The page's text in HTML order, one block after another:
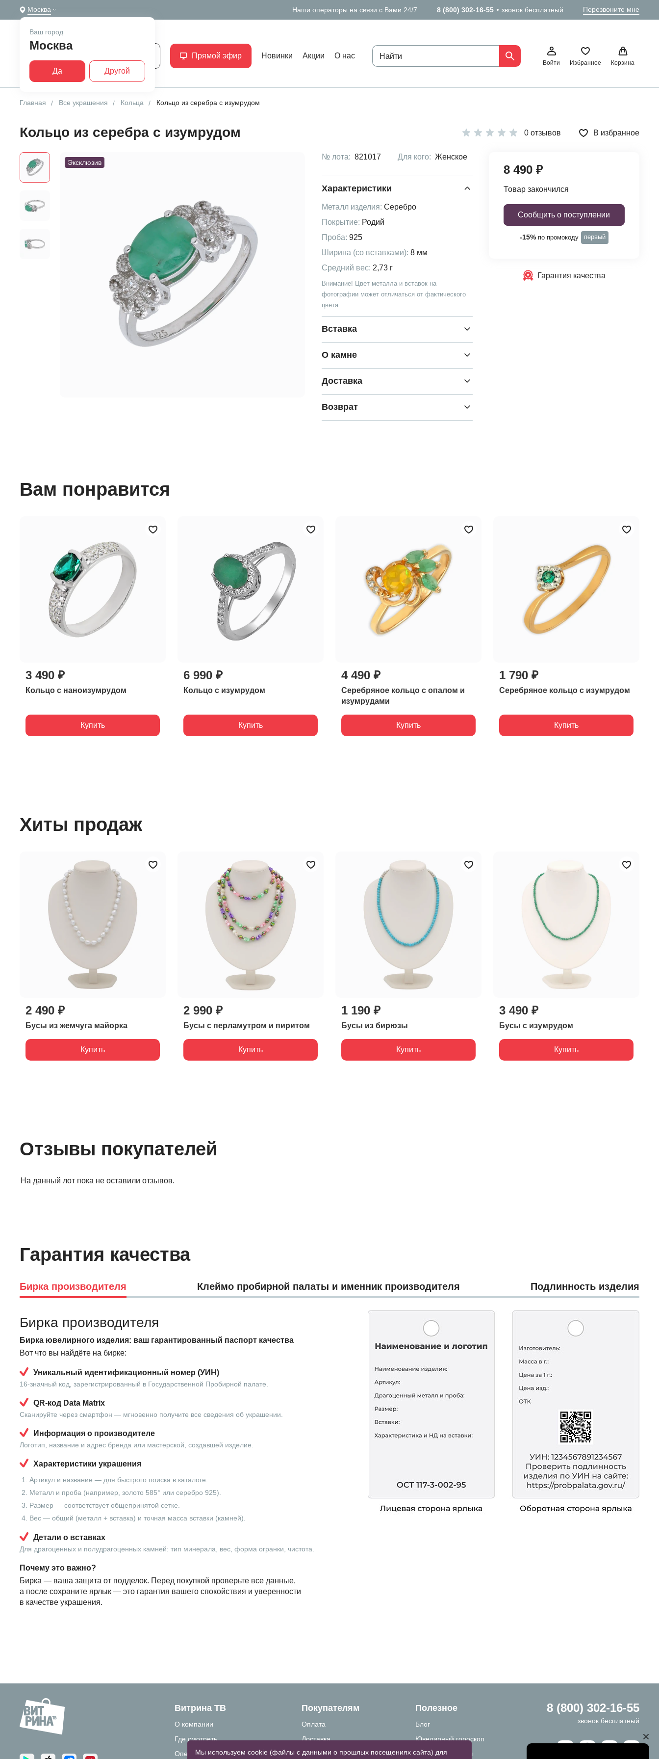
Москва Наши операторы на связи с Вами 24/7 8 (800) 302-16-55 звонок бесплатный Перезвоните мне
Ваш город
Москва
Да Другой
Прямой эфир Новинки Акции О нас
Войти Избранное Корзина
Главная Все украшения Кольца Кольцо из серебра с изумрудом
Кольцо из серебра с изумрудом 0 отзывов В избранное
Эксклюзив
№ лота: 821017 Для кого: Женское
Характеристики
Металл изделия: Серебро
Покрытие: Родий
Проба: 925
Ширина (со вставками): 8 мм
Средний вес: 2,73 г
Внимание! Цвет металла и вставок на
фотографии может отличаться от фактического
цвета.
Вставка
О камне
Доставка
Возврат
8 490 ₽
Товар закончился
Сообщить о поступлении
-15%по промокоду первый
Гарантия качества
Вам понравится
3 490 ₽
Кольцо с наноизумрудом
Купить
6 990 ₽
Кольцо с изумрудом
Купить
4 490 ₽
Серебряное кольцо с опалом и
изумрудами
Купить
1 790 ₽
Серебряное кольцо с изумрудом
Купить
Хиты продаж
2 490 ₽
Бусы из жемчуга майорка
Купить
2 990 ₽
Бусы с перламутром и пиритом
Купить
1 190 ₽
Бусы из бирюзы
Купить
3 490 ₽
Бусы с изумрудом
Купить
Отзывы покупателей
На данный лот пока не оставили отзывов.
Гарантия качества
Бирка производителя Клеймо пробирной палаты и именник производителя Подлинность изделия
Бирка производителя
Бирка ювелирного изделия: ваш гарантированный паспорт качества
Вот что вы найдёте на бирке:
Уникальный идентификационный номер (УИН)
16-значный код, зарегистрированный в Государственной Пробирной палате.
QR-код Data Matrix
Сканируйте через смартфон — мгновенно получите все сведения об украшении.
Информация о производителе
Логотип, название и адрес бренда или мастерской, создавшей изделие.
Характеристики украшения
Артикул и название — для быстрого поиска в каталоге.
Металл и проба (например, золото 585° или серебро 925).
Размер — соответствует общепринятой сетке.
Вес — общий (металл + вставка) и точная масса вставки (камней).
Детали о вставках
Для драгоценных и полудрагоценных камней: тип минерала, вес, форма огранки, чистота.
Почему это важно?
Бирка — ваша защита от подделок. Перед покупкой проверьте все данные,
а после сохраните ярлык — это гарантия вашего спокойствия и уверенности
в качестве украшения.
Витрина ТВ
О компании
Где смотреть
Операторам связи
Покупателям
Оплата
Доставка
Как сделать заказ
Полезное
Блог
Ювелирный гороскоп
Вопросы и ответы
8 (800) 302-16-55
звонок бесплатный
Мы используем cookie (файлы с данными о прошлых посещениях сайта) для